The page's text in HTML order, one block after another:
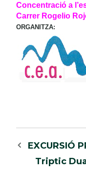
Concentració a
Carrer Rogelio
ORGANITZA:
Navegació
EXCURSIÓ
Triptic